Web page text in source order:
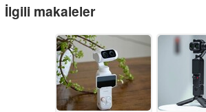
İlgili makaleler